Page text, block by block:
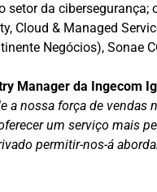
da cibersegurança;
Cloud & Managed
Negócios), Sonae
Manager da Ingecom
a nossa força de
um serviço mais
permitir-nos-á